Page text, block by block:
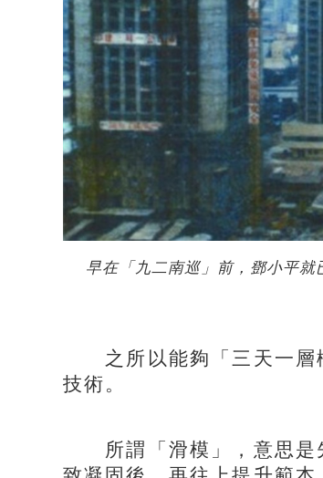
早在「九二南巡」前，鄧小平就
之所以能夠「三天一層樓
技術。
所謂「滑模」，意思是